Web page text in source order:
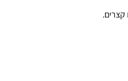
קצרים.